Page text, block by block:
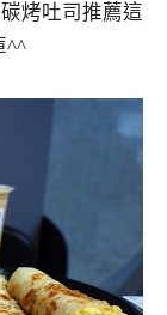
烤吐司推薦這
^^